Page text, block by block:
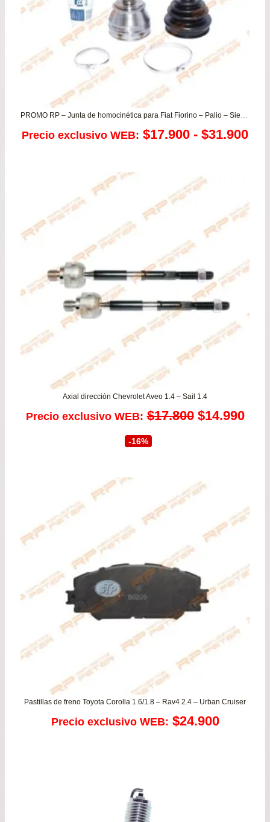
PROMO RP – Junta de homocinética para Fiat Fiorino – Palio – Siena – Uno
Precio exclusivo WEB: $17.900 - $31.900
Axial dirección Chevrolet Aveo 1.4 – Sail 1.4
Precio exclusivo WEB: $17.800 El
era:
$17.800.
$14.990El
-16%
Pastillas de freno Toyota Corolla 1.6/1.8 – Rav4 2.4 – Urban Cruiser
Precio exclusivo WEB: $24.900